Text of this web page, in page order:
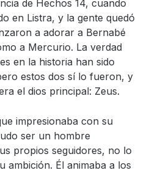
de Hechos 14, cuando
en Listra, y la gente quedó
a adorar a Bernabé
a Mercurio. La verdad
en la historia han sido
estos dos sí lo fueron, y
el dios principal: Zeus.
impresionaba con su
ser un hombre
propios seguidores, no lo
ambición. Él animaba a los